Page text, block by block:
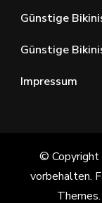
Günstige
Günstige
Impressum
©
vorbehalten.
Themes